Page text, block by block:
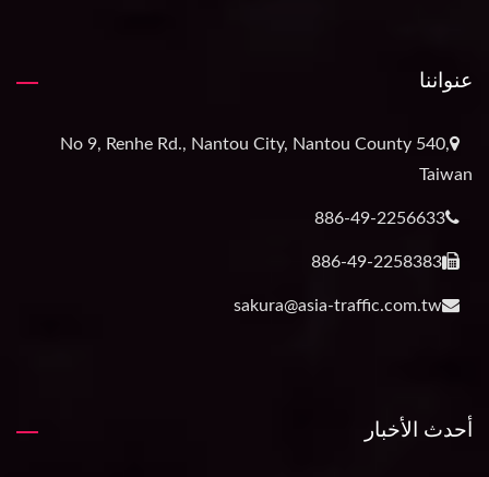
عنواننا
No 9, Renhe Rd., Nantou City, Nantou County 540,
Taiwan
886-49-2256633
886-49-2258383
sakura@asia-traffic.com.tw
أحدث الأخبار